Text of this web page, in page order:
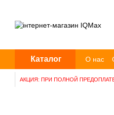
Каталог О нас
АКЦИЯ: ПРИ ПОЛНОЙ